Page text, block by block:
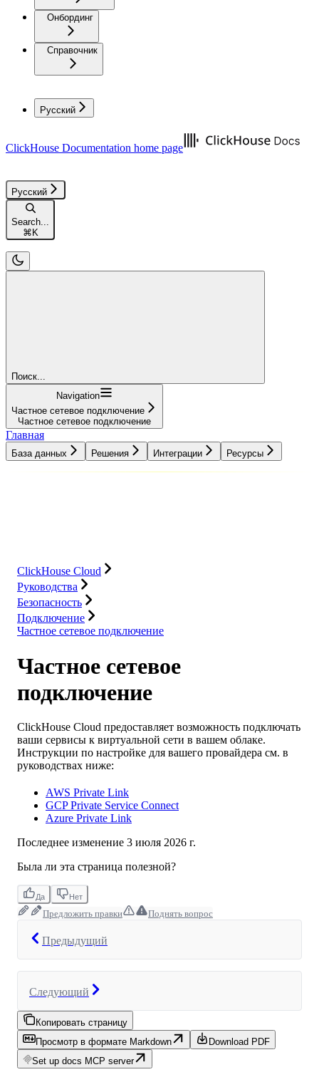
Онбординг
Справочник
Русский
ClickHouse Documentation home page
Русский
Search...
⌘ K
Поиск...
Navigation
Частное сетевое подключение
Частное сетевое подключение
Главная
База данных Решения Интеграции Ресурсы
ClickHouse Cloud
Руководства
Безопасность
Подключение
Частное сетевое подключение
Частное сетевое
подключение
ClickHouse Cloud предоставляет возможность подключать
ваши сервисы к виртуальной сети в вашем облаке.
Инструкции по настройке для вашего провайдера см. в
руководствах ниже:
AWS Private Link
GCP Private Service Connect
Azure Private Link
Последнее изменение 3 июля 2026 г.
Была ли эта страница полезной?
Да Нет
Предложить правки Поднять вопрос
Предыдущий
Следующий
Копировать страницу
Просмотр в формате Markdown
Download PDF
Set up docs MCP server